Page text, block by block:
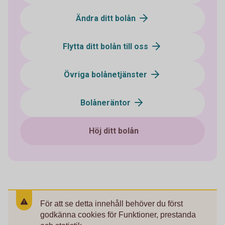
Ändra ditt bolån
Flytta ditt bolån till oss
Övriga bolånetjänster
Bolåneräntor
Höj ditt bolån
För att se detta innehåll behöver du först
godkänna cookies för Funktioner, prestanda